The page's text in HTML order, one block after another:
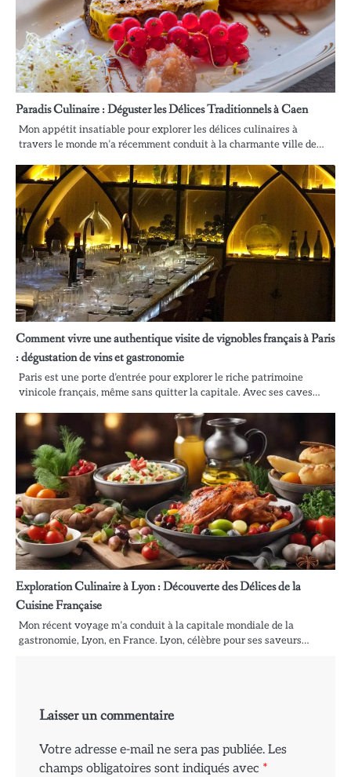
Paradis Culinaire : Déguster les Délices Traditionnels à Caen
Mon appétit insatiable pour explorer les délices culinaires à
travers le monde m’a récemment conduit à la charmante ville de…
Comment vivre une authentique visite de vignobles français à Paris
: dégustation de vins et gastronomie
Paris est une porte d’entrée pour explorer le riche patrimoine
vinicole français, même sans quitter la capitale. Avec ses caves…
Exploration Culinaire à Lyon : Découverte des Délices de la
Cuisine Française
Mon récent voyage m’a conduit à la capitale mondiale de la
gastronomie, Lyon, en France. Lyon, célèbre pour ses saveurs…
Laisser un commentaire
Votre adresse e-mail ne sera pas publiée. Les
champs obligatoires sont indiqués avec *